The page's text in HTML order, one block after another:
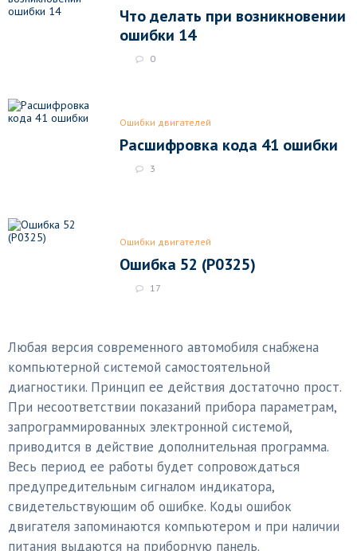
Что делать при возникновении
ошибки 14
0
Ошибки двигателей
Расшифровка кода 41 ошибки
3
Ошибки двигателей
Ошибка 52 (P0325)
17
Любая версия современного автомобиля снабжена
компьютерной системой самостоятельной
диагностики. Принцип ее действия достаточно прост.
При несоответствии показаний прибора параметрам,
запрограммированных электронной системой,
приводится в действие дополнительная программа.
Весь период ее работы будет сопровождаться
предупредительным сигналом индикатора,
свидетельствующим об ошибке. Коды ошибок
двигателя запоминаются компьютером и при наличии
питания выдаются на приборную панель.